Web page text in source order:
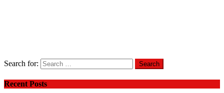
Search for:
Recent Posts